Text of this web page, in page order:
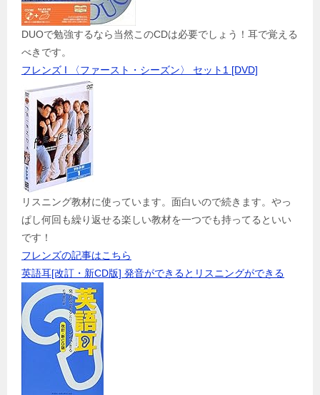
DUOで勉強するなら当然このCDは必要でしょう！耳で覚える
べきです。
フレンズ I 〈ファースト・シーズン〉 セット1 [DVD]
リスニング教材に使っています。面白いので続きます。やっ
ぱし何回も繰り返せる楽しい教材を一つでも持ってるといい
です！
フレンズの記事はこちら
英語耳[改訂・新CD版] 発音ができるとリスニングができる